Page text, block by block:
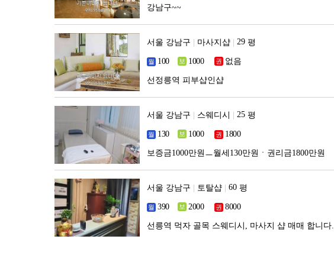
강남구~~
서울 강남구 마사지샵 평
없음
선정릉역 피부샵인샵
서울 강남구 스웨디시 평
보증금1000만원ㅡ월세130만원ㆍ권리금1800만원
서울 강남구 토탈샵 평
선릉역 먹자 골목 스웨디시, 마사지 샵 매매 합니다.